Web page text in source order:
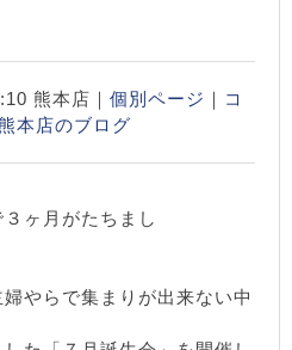
熊本店｜ 個別ページ ｜ コ
本店のブログ
ヶ月がたちまし
やらで集まりが出来ない中